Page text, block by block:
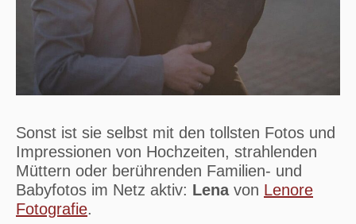
Sonst ist sie selbst mit den tollsten Fotos und
Impressionen von Hochzeiten, strahlenden
Müttern oder berührenden Familien- und
Babyfotos im Netz aktiv: Lenavon Lenore
Fotografie.